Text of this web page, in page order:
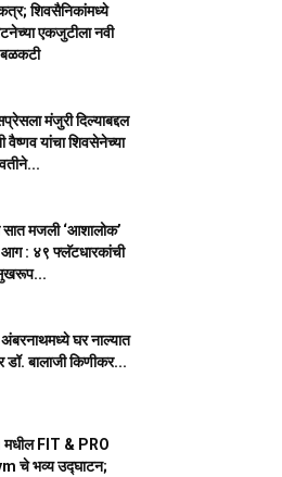
शिवसैनिकांमध्ये
एकजुटीला नवी
बळकटी
मंजुरी दिल्याबद्दल
वैष्णव यांचा शिवसेनेच्या
वतीने...
सात मजली ‘आशालोक’
आग : ४९ फ्लॅटधारकांची
घर नाल्यात
बालाजी किणीकर...
मधील FIT & PRO
चे भव्य उद्घाटन;